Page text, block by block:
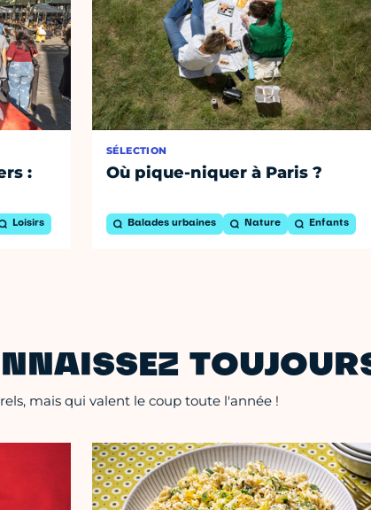
:
Loisirs
SÉLECTION
Où pique-niquer à Paris ?
Balades urbaines Nature Enfants
mais qui valent le coup toute l'année !